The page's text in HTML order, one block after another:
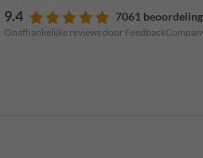
9.4 7061
Onafhankelijke reviews door